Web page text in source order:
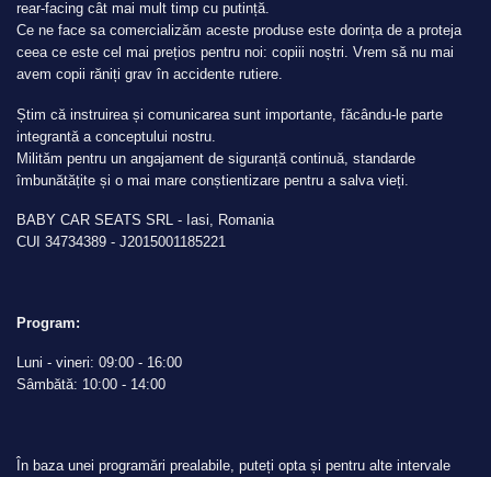
rear-facing cât mai mult timp cu putință.
Ce ne face sa comercializăm aceste produse este dorința de a proteja
ceea ce este cel mai prețios pentru noi: copiii noștri. Vrem să nu mai
avem copii răniți grav în accidente rutiere.
Știm că instruirea și comunicarea sunt importante, făcându-le parte
integrantă a conceptului nostru.
Milităm pentru un angajament de siguranță continuă, standarde
îmbunătățite și o mai mare conștientizare pentru a salva vieți.
BABY CAR SEATS SRL - Iasi, Romania
CUI 34734389 - J2015001185221
Program:
Luni - vineri: 09:00 - 16:00
Sâmbătă: 10:00 - 14:00
În baza unei programări prealabile, puteți opta și pentru alte intervale